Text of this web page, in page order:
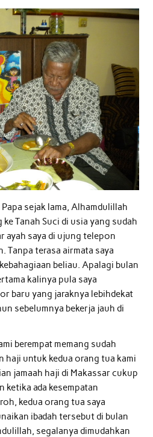
sejak lama, Alhamdulillah
Tanah Suci di usia yang sudah
ayah saya di ujung telepon
Tanpa terasa airmata saya
beliau. Apalagi bulan
kalinya pula saya
baru yang jaraknya lebihdekat
sebelumnya bekerja jauh di
berempat memang sudah
haji untuk kedua orang tua kami
jamaah haji di Makassar cukup
ketika ada kesempatan
kedua orang tua saya
ibadah tersebut di bulan
segalanya dimudahkan